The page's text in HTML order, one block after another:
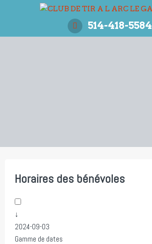
514-418-5584
Horaires des bénévoles
↓
2024-09-03
Gamme de dates